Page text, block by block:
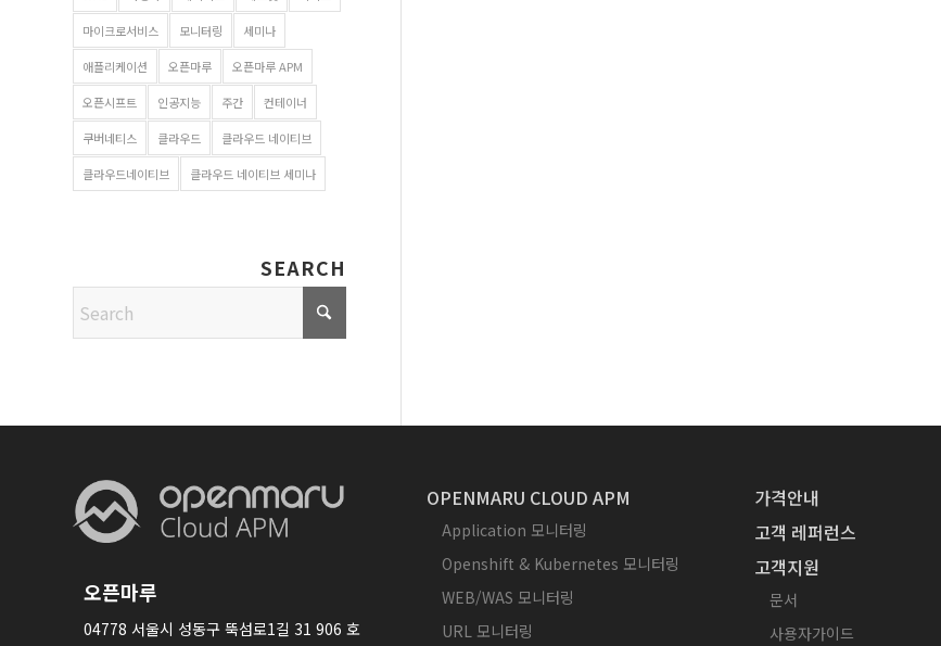
마이크로서비스 모니터링 세미나
애플리케이션 오픈마루 오픈마루 APM
오픈시프트 인공지능 주간 컨테이너
쿠버네티스 클라우드 클라우드 네이티브
클라우드네이티브 클라우드 네이티브 세미나
SEARCH
오픈마루
04778 서울시 성동구 뚝섬로1길 31 906 호
OPENMARU CLOUD APM
Application 모니터링
Openshift & Kubernetes 모니터링
WEB/WAS 모니터링
URL 모니터링
가격안내
고객 레퍼런스
고객지원
문서
사용자가이드